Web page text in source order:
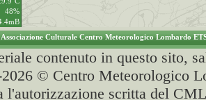
48%
Associazione Culturale Centro Meteorologico Lombardo
contenuto in questo sito,
© Centro Meteorologico
l'autorizzazione scritta del